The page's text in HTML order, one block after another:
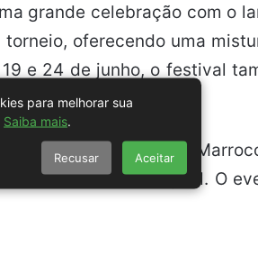
grande celebração com o
oferecendo uma
e 24 de junho, o festival
o Brasil enfrentando
da Bilheteira Digital. O
para melhorar sua
Saiba mais.
Recusar Aceitar